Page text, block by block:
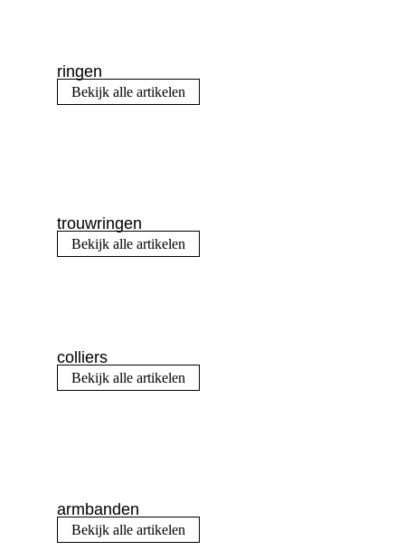
ringen
Bekijk alle artikelen
trouwringen
Bekijk alle artikelen
colliers
Bekijk alle artikelen
armbanden
Bekijk alle artikelen